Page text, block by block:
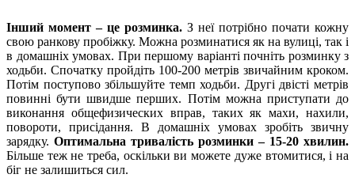
Інший момент – це розминка. З неї потрібно почати кожну
свою ранкову пробіжку. Можна розминатися як на вулиці, так і
в домашніх умовах. При першому варіанті почніть розминку з
ходьби. Спочатку пройдіть 100-200 метрів звичайним кроком.
Потім поступово збільшуйте темп ходьби. Другі двісті метрів
повинні бути швидше перших. Потім можна приступати до
виконання общефизических вправ, таких як махи, нахили,
повороти, присідання. В домашніх умовах зробіть звичну
зарядку. Оптимальна тривалість розминки – 15-20 хвилин.
Більше теж не треба, оскільки ви можете дуже втомитися, і на
біг не залишиться сил.